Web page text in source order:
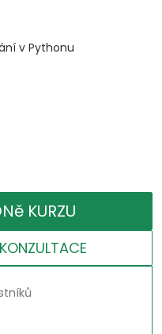
v Pythonu
KURZU